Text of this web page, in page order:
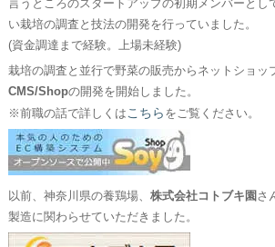
言うところのスタートアップの初期メンバーとし
い栽培の調査と技法の開発を行っていました。
(資金調達まで経験。上場未経験)
栽培の調査と並行で野菜の販売からネットショッ
CMS/Shopの開発を開始しました。
※前職の話で詳しくはこちら をご覧ください。
以前、神奈川県の養鶏場、 株式会社コトブキ園 さ
製造に関わらせていただきました。